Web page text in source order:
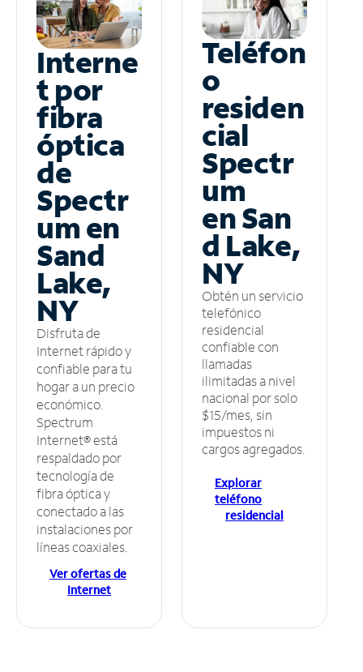
Interne
t por
fibra
óptica
de
Spectr
um en
Sand
Lake,
NY
Disfruta de
Internet rápido y
confiable para tu
hogar a un precio
económico.
Spectrum
Internet® está
respaldado por
tecnología de
fibra óptica y
conectado a las
instalaciones por
líneas coaxiales.
Ver ofertas de
Internet
Teléfon
o
residen
cial
Spectr
um
en San
d Lake,
NY
Obtén un servicio
telefónico
residencial
confiable con
llamadas
ilimitadas a nivel
nacional por solo
$15/mes, sin
impuestos ni
cargos agregados.
Explorar
teléfono
residencial